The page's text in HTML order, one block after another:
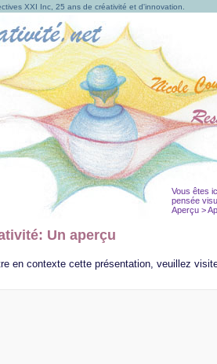
XXI Inc, 25 ans de créativité et d'innovation.
Vous êtes
pensée
Aperçu >
Un aperçu
en contexte cette présentation, veuillez